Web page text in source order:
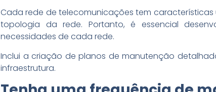
Cada rede de telecomunicações tem
topologia da rede. Portanto, é essencial
necessidades de cada rede.
Inclui a criação de planos de manutenção
infraestrutura.